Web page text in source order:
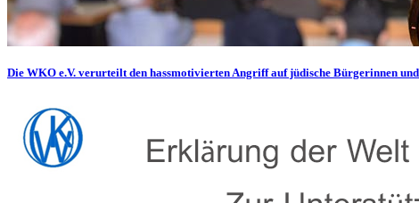
Die WKO e.V. verurteilt den hassmotivierten Angriff auf jüdische Bürgerinnen